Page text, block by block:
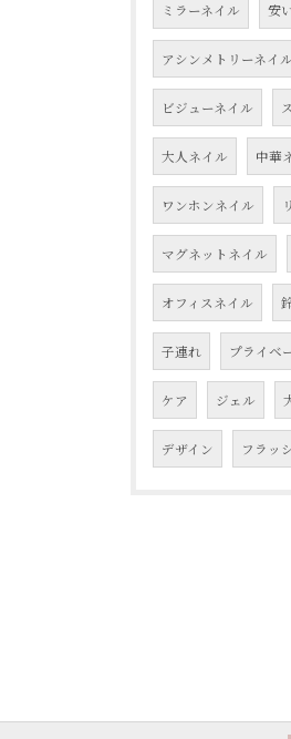
ミラーネイル 安
アシンメトリーネイル
ビジューネイル
大人ネイル 中華
ワンホンネイル
マグネットネイル
オフィスネイル
子連れ プライベ
ケア ジェル
デザイン フラッ